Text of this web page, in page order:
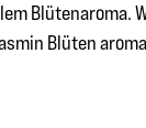
Blüten